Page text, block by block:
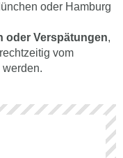
oder Hamburg
oder Verspätungen,
vom
werden.